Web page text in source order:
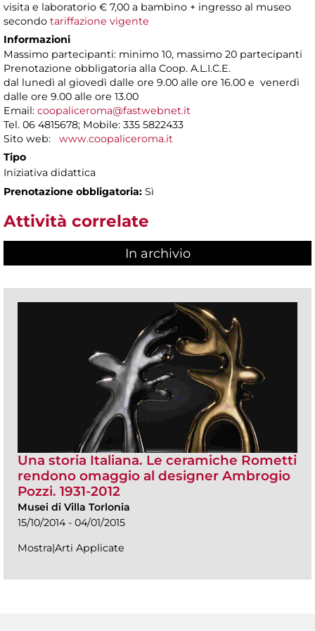
visita e laboratorio € 7,00 a bambino + ingresso al museo
secondo tariffazione vigente
Informazioni
Massimo partecipanti: minimo 10, massimo 20 partecipanti
Prenotazione obbligatoria alla Coop. A.L.I.C.E.
dal lunedì al giovedì dalle ore 9.00 alle ore 16.00 e venerdì
dalle ore 9.00 alle ore 13.00
Email: coopaliceroma@fastwebnet.it
Tel. 06 4815678; Mobile: 335 5822433
Sito web: www.coopaliceroma.it
Tipo
Iniziativa didattica
Prenotazione obbligatoria: Sì
Attività correlate
In archivio
Una storia Italiana. Le ceramiche Rometti
rendono omaggio al designer Ambrogio
Pozzi. 1931-2012
Musei di Villa Torlonia
15/10/2014 - 04/01/2015
Mostra|Arti Applicate